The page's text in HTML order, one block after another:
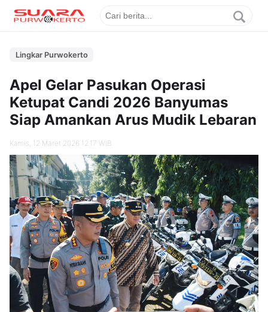
Lingkar Purwokerto
Apel Gelar Pasukan Operasi
Ketupat Candi 2026 Banyumas
Siap Amankan Arus Mudik Lebaran
Kamis, 12 Maret 2026 12.17 WIB